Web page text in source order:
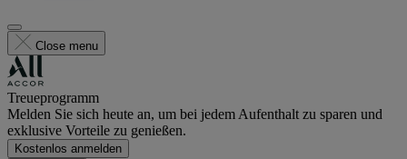
Close menu
Treueprogramm
Melden Sie sich heute an, um bei jedem Aufenthalt zu sparen und
exklusive Vorteile zu genießen.
Kostenlos anmelden